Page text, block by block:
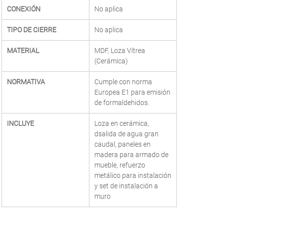
CONEXIÓN No aplica
TIPO DE CIERRE No aplica
MATERIAL
MDF, Loza Vítrea
(Cerámica)
NORMATIVA
Cumple con norma
Europea E1 para emisión
de formaldehidos.
INCLUYE
Loza en cerámica,
dsalida de agua gran
caudal, paneles en
madera para armado de
mueble, refuerzo
metálico para instalación
y set de instalación a
muro